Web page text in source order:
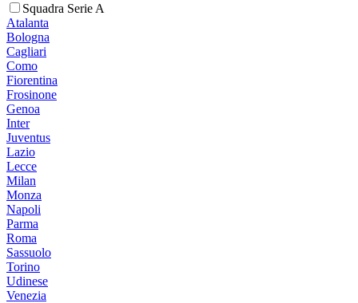
Squadra Serie A
Atalanta
Bologna
Cagliari
Como
Fiorentina
Frosinone
Genoa
Inter
Juventus
Lazio
Lecce
Milan
Monza
Napoli
Parma
Roma
Sassuolo
Torino
Udinese
Venezia